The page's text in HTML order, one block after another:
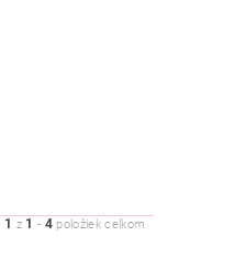
1 z 1 - 4 položiek celkom